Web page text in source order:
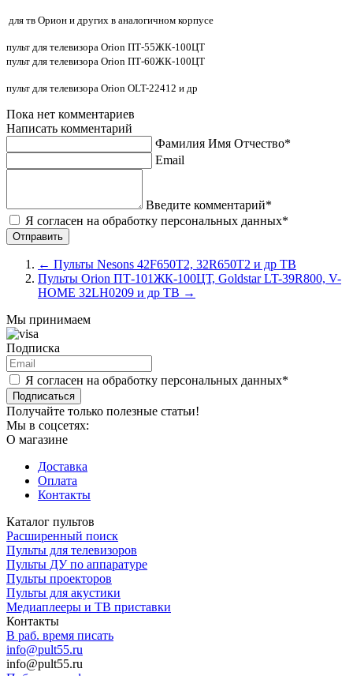
для тв Орион и других в аналогичном корпусе
пульт для телевизора Orion ПТ-55ЖК-100ЦТ
пульт для телевизора Orion ПТ-60ЖК-100ЦТ
пульт для телевизора Orion OLT-22412 и др
Пока нет комментариев
Написать комментарий
Фамилия Имя Отчество*
Email
Введите комментарий*
Я согласен на обработку персональных данных*
← Пульты Nesons 42F650T2, 32R650T2 и др ТВ
Пульты Orion ПТ-101ЖК-100ЦТ, Goldstar LT-39R800, V-
HOME 32LH0209 и др ТВ →
Мы принимаем
Подписка
Я согласен на обработку персональных данных*
Подписаться
Получайте только полезные статьи!
Мы в соцсетях:
О магазине
Доставка
Оплата
Контакты
Каталог пультов
Расширенный поиск
Пульты для телевизоров
Пульты ДУ по аппаратуре
Пульты проекторов
Пульты для акустики
Медиаплееры и ТВ приставки
Контакты
В раб. время писать
info@pult55.ru
info@pult55.ru